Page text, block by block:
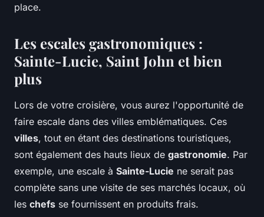
place.
Les escales gastronomiques :
Sainte-Lucie, Saint John et bien
plus
Lors de votre croisière, vous aurez l'opportunité de
faire escale dans des villes emblématiques. Ces
villes, tout en étant des destinations touristiques,
sont également des hauts lieux de gastronomie. Par
exemple, une escale à Sainte-Lucie ne serait pas
complète sans une visite de ses marchés locaux, où
les chefs se fournissent en produits frais.